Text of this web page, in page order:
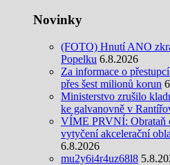
Novinky
(FOTO) Hnutí ANO
Popelku 6.8.2026
Za informace o
přes šest milionů korun
Ministerstvo zrušilo
ke galvanovně v
VÍME PRVNÍ: Obrataň
vytyčení akcelerační
6.8.2026
mu2y6i4r4uz68l8